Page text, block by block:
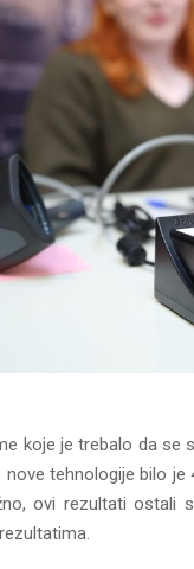
koje je trebalo da se
nove tehnologije bilo
ovi rezultati ostali